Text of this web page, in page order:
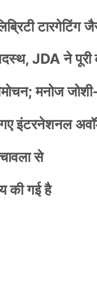
टारगेटिंग
JDA ने पूरी
मनोज
इंटरनेशनल
से
की गई है